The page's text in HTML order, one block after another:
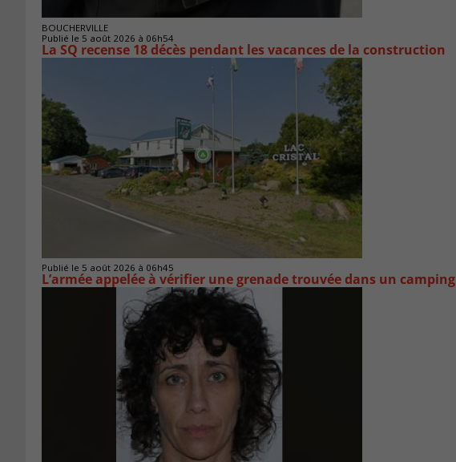
BOUCHERVILLE
Publié le 5 août 2026 à 06h54
La SQ recense 18 décès pendant les vacances de la construction
Publié le 5 août 2026 à 06h45
L’armée appelée à vérifier une grenade trouvée dans un camping